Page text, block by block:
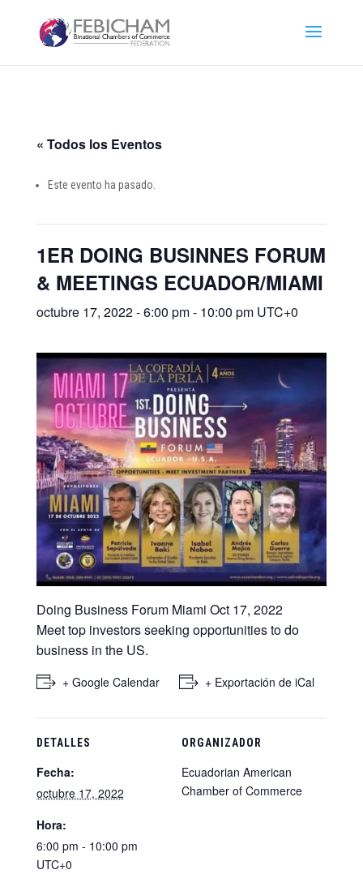
« Todos los Eventos
Este evento ha pasado.
1ER DOING BUSINNES FORUM
& MEETINGS ECUADOR/MIAMI
octubre 17, 2022 - 6:00 pm- 10:00 pm UTC+0
Doing Business Forum Miami Oct 17, 2022
Meet top investors seeking opportunities to do
business in the US.
+ Google Calendar + Exportación de iCal
DETALLES
Fecha:
octubre 17, 2022
Hora:
6:00 pm - 10:00 pm
UTC+0
ORGANIZADOR
Ecuadorian American
Chamber of Commerce